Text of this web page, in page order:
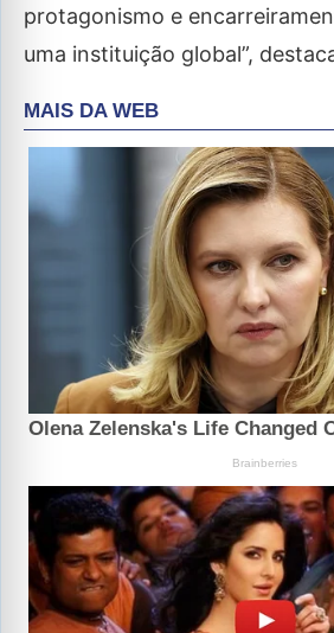
protagonismo e
uma instituição global”,